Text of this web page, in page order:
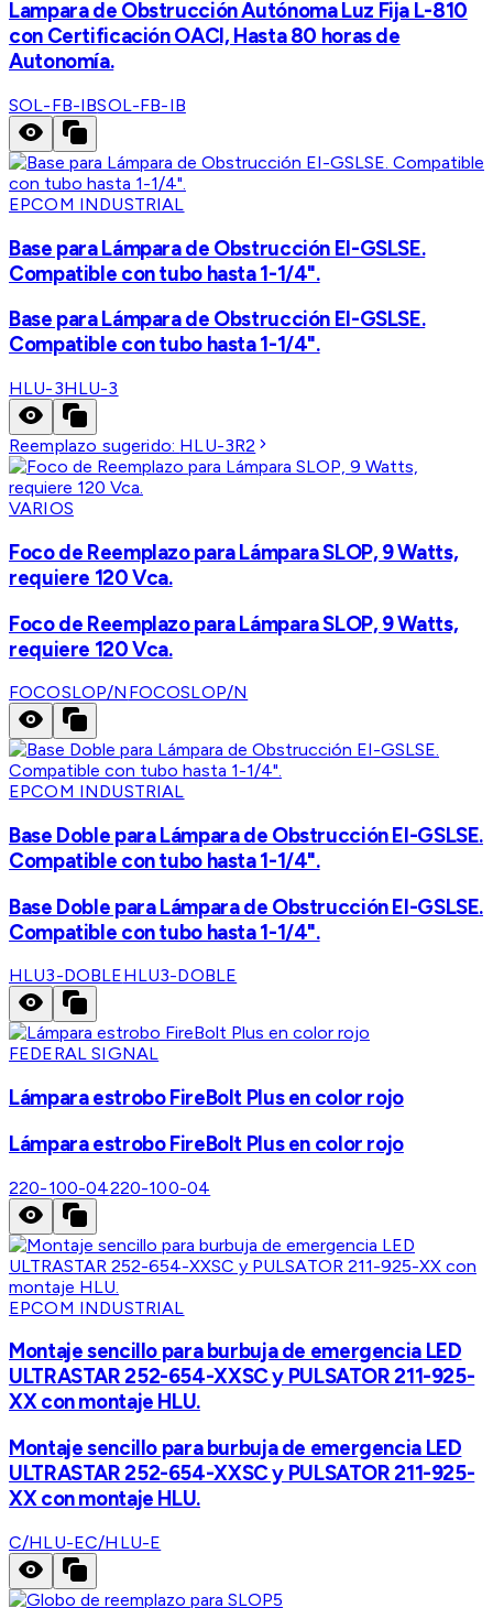
Lampara de Obstrucción Autónoma Luz Fija L-810
con Certificación OACI, Hasta 80 horas de
Autonomía.
SOL-FB-IBSOL-FB-IB
EPCOM INDUSTRIAL
Base para Lámpara de Obstrucción EI-GSLSE.
Compatible con tubo hasta 1-1/4".
Base para Lámpara de Obstrucción EI-GSLSE.
Compatible con tubo hasta 1-1/4".
HLU-3HLU-3
Reemplazo sugerido: HLU-3R2
VARIOS
Foco de Reemplazo para Lámpara SLOP, 9 Watts,
requiere 120 Vca.
Foco de Reemplazo para Lámpara SLOP, 9 Watts,
requiere 120 Vca.
FOCOSLOP/N FOCOSLOP/N
EPCOM INDUSTRIAL
Base Doble para Lámpara de Obstrucción EI-GSLSE.
Compatible con tubo hasta 1-1/4".
Base Doble para Lámpara de Obstrucción EI-GSLSE.
Compatible con tubo hasta 1-1/4".
HLU3-DOBLEHLU3-DOBLE
FEDERAL SIGNAL
Lámpara estrobo FireBolt Plus en color rojo
Lámpara estrobo FireBolt Plus en color rojo
220-100-04220-100-04
EPCOM INDUSTRIAL
Montaje sencillo para burbuja de emergencia LED
ULTRASTAR 252-654-XXSC y PULSATOR 211-925-
XX con montaje HLU.
Montaje sencillo para burbuja de emergencia LED
ULTRASTAR 252-654-XXSC y PULSATOR 211-925-
XX con montaje HLU.
C/HLU-EC/HLU-E